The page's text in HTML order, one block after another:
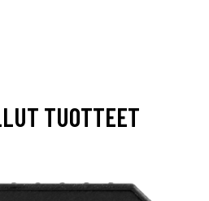
TUOTTEET